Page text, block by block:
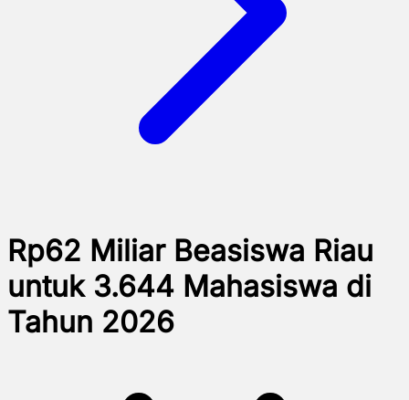
Rp62 Miliar Beasiswa Riau
untuk 3.644 Mahasiswa di
Tahun 2026